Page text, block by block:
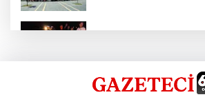
Siverek’te Mahmut